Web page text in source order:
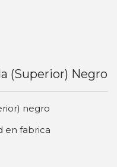
(superior) Negro
negro
en fabrica